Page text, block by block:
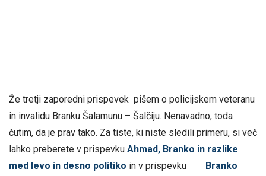
Že tretji zaporedni prispevek pišem o policijskem veteranu
in invalidu Branku Šalamunu – Šalčiju. Nenavadno, toda
čutim, da je prav tako. Za tiste, ki niste sledili primeru, si več
lahko preberete v prispevku Ahmad, Branko in razlike
med levo in desno politiko in v prispevku Branko